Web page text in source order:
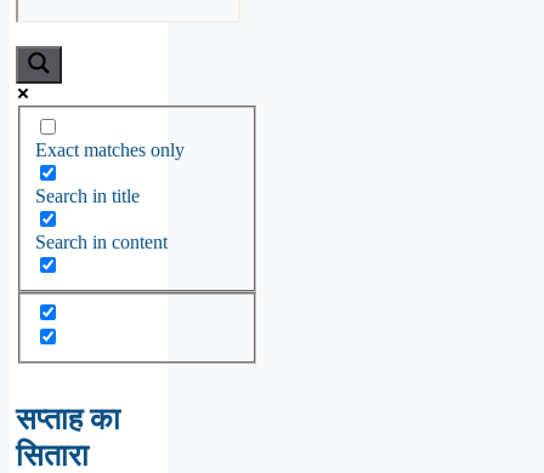
Exact matches only
Search in title
Search in content
सप्ताह का
सितारा